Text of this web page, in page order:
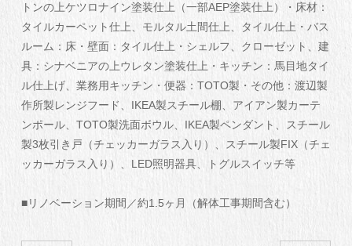
トンの上ケツロナイン塗装仕上（一部AEP塗装仕上）・床材：
タイルカーペット仕上、モルタル土間仕上、タイル仕上・バス
ルーム：床・壁面：タイル仕上・シェルフ、クローゼット、建
具：シナベニアの上ウレタン塗装仕上・キッチン：馬目地タイ
ル仕上げ、業務用キッチン・便器：TOTO製・その他：渡辺製
作所製レンジフード、IKEA製スチール棚、アイアン製カーテ
ンポール、TOTO製洗面ボウル、IKEA製ペンダント、スチール
製3枚引き戸（チェッカーガラス入り）、スチール製FIX（チェ
ッカーガラス入り）、LED照明器具、トグルスイッチ等
■リノベーション期間／約1.5ヶ月（解体工事期間含む）